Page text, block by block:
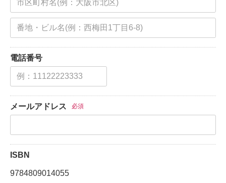
電話番号
メールアドレス 必須
ISBN
9784809014055